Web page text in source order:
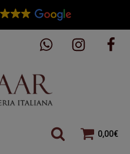
0,00€